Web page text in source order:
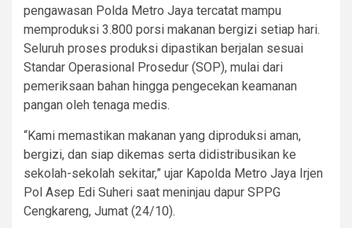
pengawasan Polda Metro Jaya tercatat mampu
memproduksi 3.800 porsi makanan bergizi setiap hari.
Seluruh proses produksi dipastikan berjalan sesuai
Standar Operasional Prosedur (SOP), mulai dari
pemeriksaan bahan hingga pengecekan keamanan
pangan oleh tenaga medis.
“Kami memastikan makanan yang diproduksi aman,
bergizi, dan siap dikemas serta didistribusikan ke
sekolah-sekolah sekitar,” ujar Kapolda Metro Jaya Irjen
Pol Asep Edi Suheri saat meninjau dapur SPPG
Cengkareng, Jumat (24/10).